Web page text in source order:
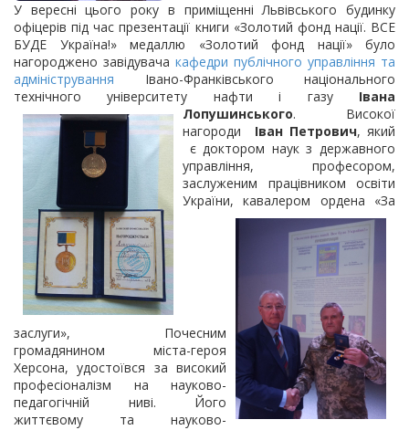
У вересні цього року в приміщенні Львівського будинку
офіцерів під час презентації книги «Золотий фонд нації. ВСЕ
БУДЕ Україна!» медаллю «Золотий фонд нації» було
нагороджено завідувача кафедри публічного управління та
адміністрування Івано-Франківського національного
технічного університету нафти і газу Івана
Лопушинського. Високої
нагороди
Іван Петрович, який
є доктором наук з державного
управління, професором,
заслуженим працівником освіти
України, кавалером ордена «За
заслуги», Почесним
громадянином міста-героя
Херсона, удостоївся за високий
професіоналізм на науково-
педагогічній ниві. Його
життєвому та науково-